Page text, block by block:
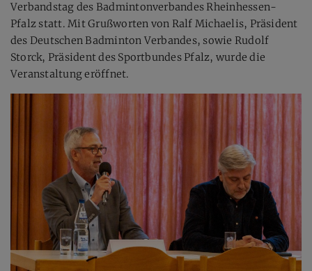
Verbandstag des Badmintonverbandes Rheinhessen-
Pfalz statt. Mit Grußworten von Ralf Michaelis, Präsident
des Deutschen Badminton Verbandes, sowie Rudolf
Storck, Präsident des Sportbundes Pfalz, wurde die
Veranstaltung eröffnet.